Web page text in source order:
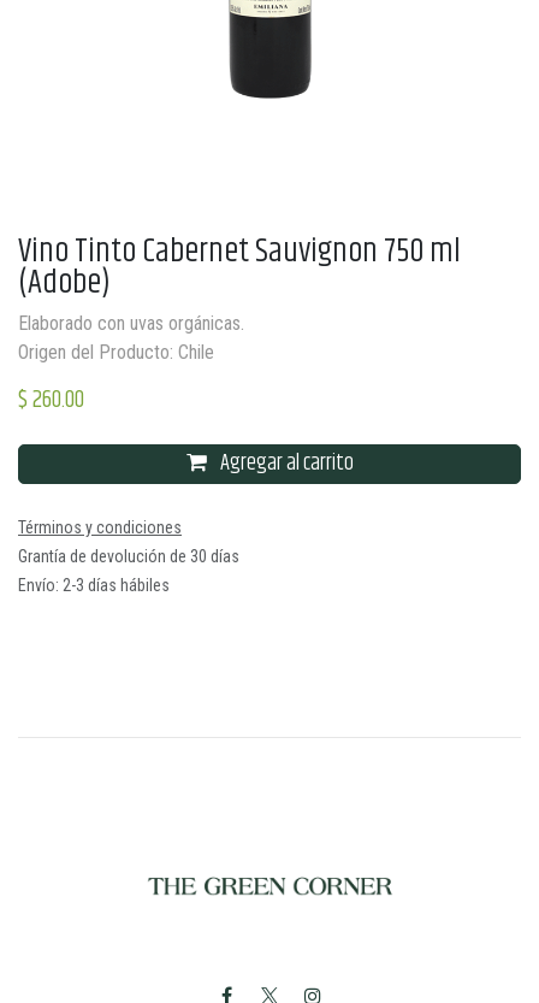
Vino Tinto Cabernet Sauvignon 750 ml
(Adobe)
Elaborado con uvas orgánicas.
Origen del Producto: Chile
$260.00
Agregar al carrito
Términos y condiciones
Grantía de devolución de 30 días
Envío: 2-3 días hábiles